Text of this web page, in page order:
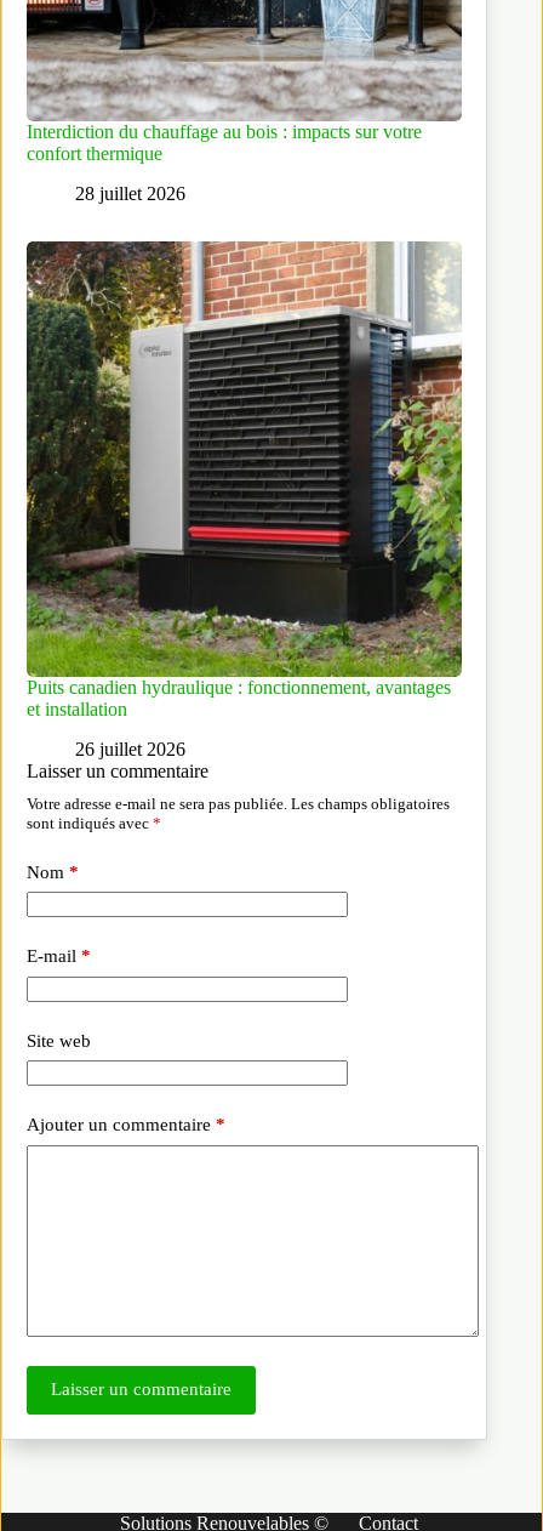
Interdiction du chauffage au bois : impacts sur votre
confort thermique
28 juillet 2026
Puits canadien hydraulique : fonctionnement, avantages
et installation
26 juillet 2026
Laisser un commentaire
Votre adresse e-mail ne sera pas publiée. Les champs obligatoires
sont indiqués avec *
Nom *
E-mail *
Site web
Ajouter un commentaire *
Laisser un commentaire
Solutions Renouvelables © Contact